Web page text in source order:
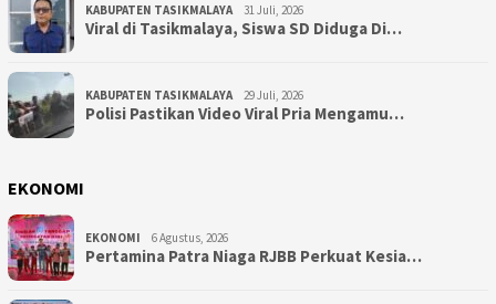
KABUPATEN TASIKMALAYA 31 Juli, 2026
Viral di Tasikmalaya, Siswa SD Diduga Di…
KABUPATEN TASIKMALAYA 29 Juli, 2026
Polisi Pastikan Video Viral Pria Mengamu…
EKONOMI
EKONOMI 6 Agustus, 2026
Pertamina Patra Niaga RJBB Perkuat Kesia…